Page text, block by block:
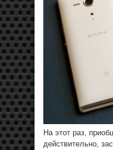
На этот раз,
действительно,